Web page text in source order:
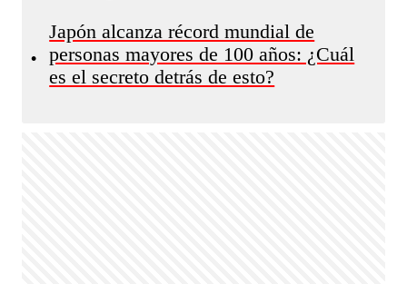
•
Japón alcanza récord mundial de
personas mayores de 100 años: ¿Cuál
es el secreto detrás de esto?